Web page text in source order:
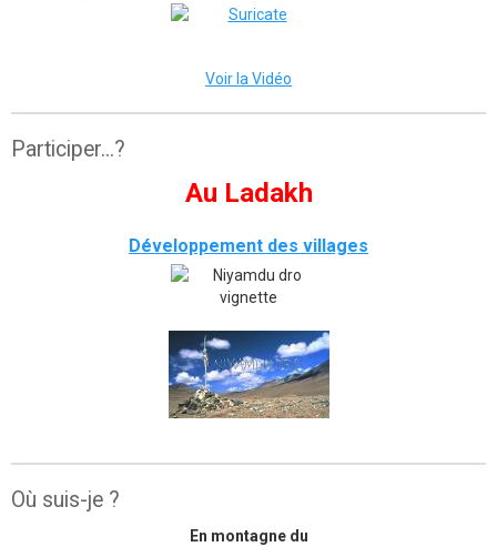
Voir la Vidéo
Participer...?
Au Ladakh
Développement des villages
Où suis-je ?
En montagne du